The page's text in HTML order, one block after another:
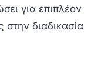
για επιπλέον
διαδικασία